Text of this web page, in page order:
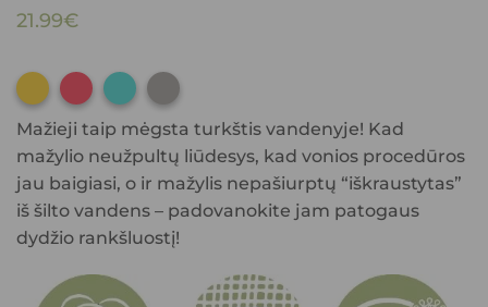
21.99€
Mažieji taip mėgsta turkštis vandenyje! Kad
mažylio neužpultų liūdesys, kad vonios procedūros
jau baigiasi, o ir mažylis nepašiurptų “iškraustytas”
iš šilto vandens – padovanokite jam patogaus
dydžio rankšluostį!